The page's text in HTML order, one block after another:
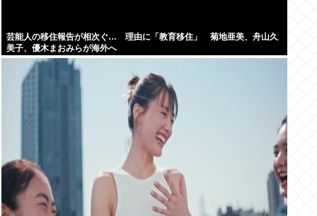
芸能人の移住報告が相次ぐ… 理由に「教育移住」 菊地亜美、舟山久
美子、優木まおみらが海外へ